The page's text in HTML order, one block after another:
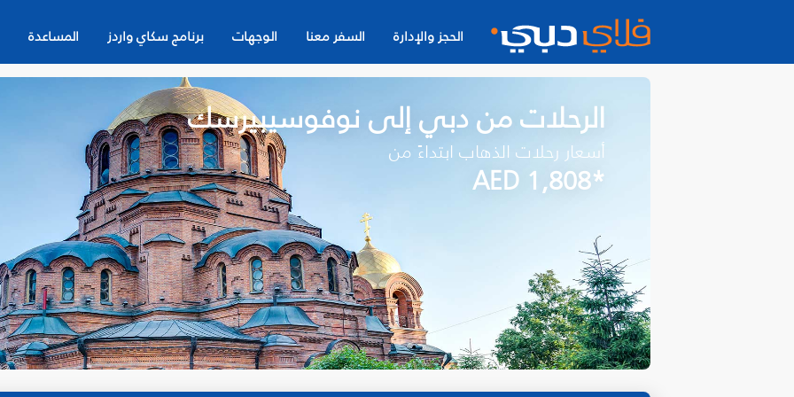
الحجز والإدارة السفر معنا الوجهات برنامج سكاي واردز المساعدة
الرحلات من دبي إلى نوفوسيبيرسك
أسعار رحلات الذهاب ابتداءً من
*AED 1,808